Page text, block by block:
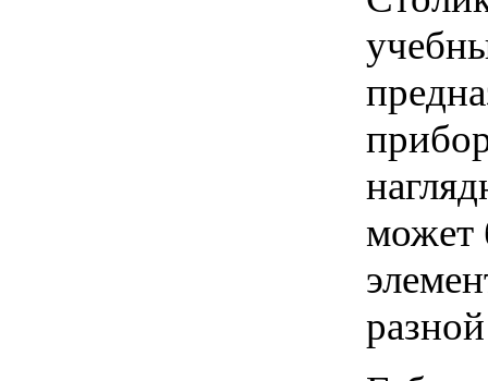
может